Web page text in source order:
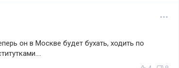
он в Москве будет бухать, ходить по